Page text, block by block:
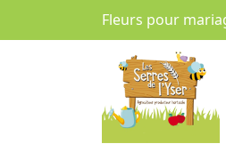
Fleurs pour